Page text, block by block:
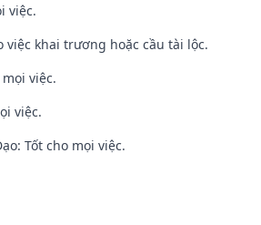
việc.
việc khai trương hoặc cầu tài lộc.
việc.
việc.
Tốt cho mọi việc.